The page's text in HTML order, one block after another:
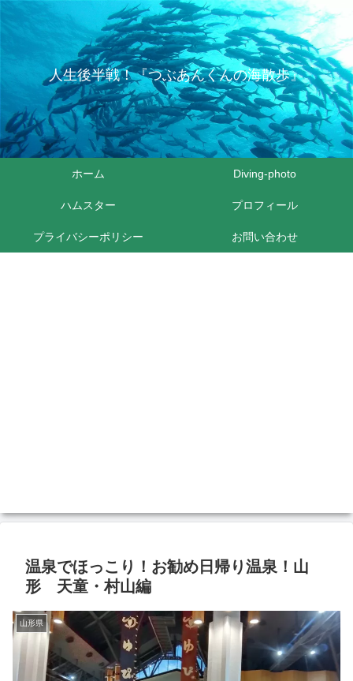
人生後半戦！『つぶあんくんの海散歩』
ホーム Diving-photo
ハムスター プロフィール
プライバシーポリシー お問い合わせ
温泉でほっこり！お勧め日帰り温泉！山
形 天童・村山編
山形県